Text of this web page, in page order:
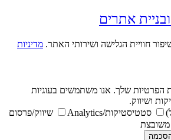
חוויית הגלישה ושירותי האתר. מדיניות
הפרטיות שלך. אנו משתמשים בעוגיות
ושיווק.
סטטיסטיקות/Analytics
שיווק/פרסום